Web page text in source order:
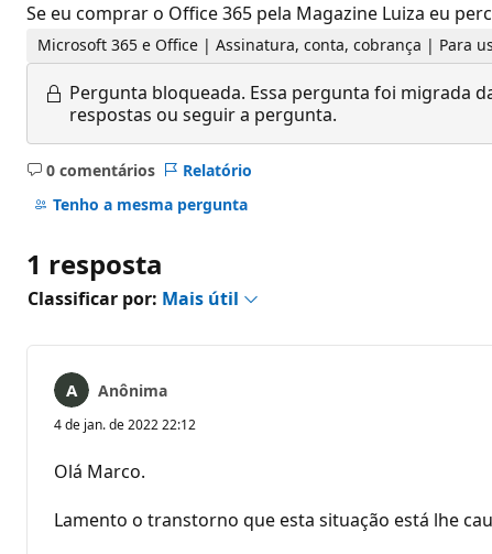
Se eu comprar o Office 365 pela Magazine Luiza eu
Microsoft 365 e Office | Assinatura, conta, cobrança | Para
Pergunta bloqueada. Essa pergunta foi migrada
respostas ou seguir a pergunta.
0 comentários
Sem
comentários
Relatório
Tenho a mesma pergunta
1 resposta
Classificar por: Mais útil
Anônima
4 de jan. de 2022 22:12
Olá Marco.
Lamento o transtorno que esta situação está lhe